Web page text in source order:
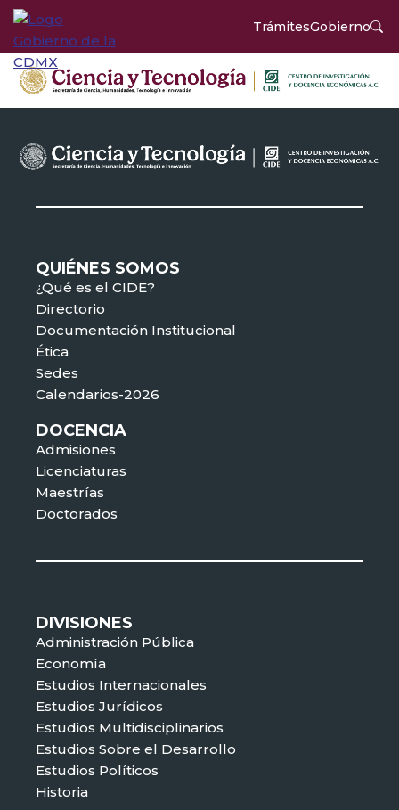
TrámitesGobierno
QUIÉNES SOMOS
¿Qué es el CIDE?
Directorio
Documentación Institucional
Ética
Sedes
Calendarios-2026
DOCENCIA
Admisiones
Licenciaturas
Maestrías
Doctorados
DIVISIONES
Administración Pública
Economía
Estudios Internacionales
Estudios Jurídicos
Estudios Multidisciplinarios
Estudios Sobre el Desarrollo
Estudios Políticos
Historia